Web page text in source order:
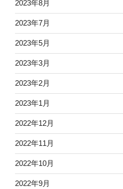
2023年8月
2023年7月
2023年5月
2023年3月
2023年2月
2023年1月
2022年12月
2022年11月
2022年10月
2022年9月